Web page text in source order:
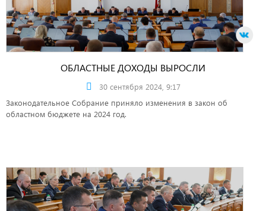
ОБЛАСТНЫЕ ДОХОДЫ ВЫРОСЛИ
30 сентября 2024, 9:17
Законодательное Собрание приняло изменения в закон об
областном бюджете на 2024 год.